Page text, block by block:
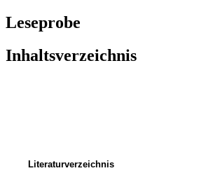
Leseprobe
Inhaltsverzeichnis
Literaturverzeichnis